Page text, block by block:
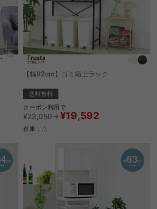
【幅92cm】ゴミ箱上ラック
送料無料
クーポン利用で
¥23,050→ ¥19,592
在庫：△